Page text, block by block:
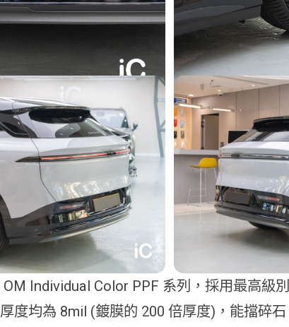
Individual Color PPF 系列，採用最高級
度均為 8mil (鍍膜的 200 倍厚度)，能擋碎石